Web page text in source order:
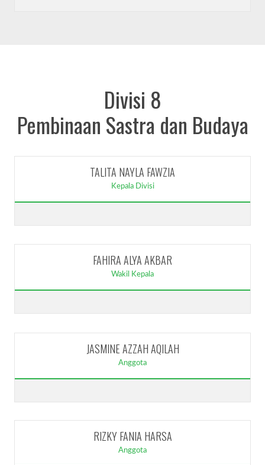
Divisi 8
Pembinaan Sastra dan Budaya
TALITA NAYLA FAWZIA
Kepala Divisi
FAHIRA ALYA AKBAR
Wakil Kepala
JASMINE AZZAH AQILAH
Anggota
RIZKY FANIA HARSA
Anggota